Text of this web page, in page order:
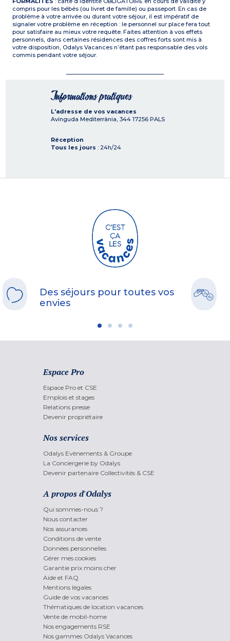
compris pour les bébés (ou livret de famille) ou passeport. En cas de
problème à votre arrivée ou durant votre séjour, il est impératif de
signaler votre problème en réception : le personnel sur place fera tout
pour satisfaire au mieux votre requête. Faites attention à vos effets
personnels, dans certaines résidences des coffres forts sont mis à
votre disposition, Odalys Vacances n’étant pas responsable des vols
commis pendant votre séjour.
Informations pratiques
L'adresse de vos vacances
Avinguda Mediterrània, 344 17256 PALS
Réception
Tous les jours : 24h/24
Des séjours pour toutes vos
envies
Espace Pro
Espace Pro et CSE
Emplois et stages
Relations presse
Devenir propriétaire
Nos services
Odalys Evènements & Groupe
La Conciergerie by Odalys
Devenir partenaire Collectivités & CSE
A propos d'Odalys
Qui sommes-nous ?
Nous contacter
Nos assurances
Conditions de vente
Données personnelles
Gérer mes cookies
Garantie prix moins cher
Aide et FAQ
Mentions légales
Guide de vos vacances
Thématiques de location vacances
Vente de mobil-home
Nos engagements RSE
Nos gammes Odalys Vacances